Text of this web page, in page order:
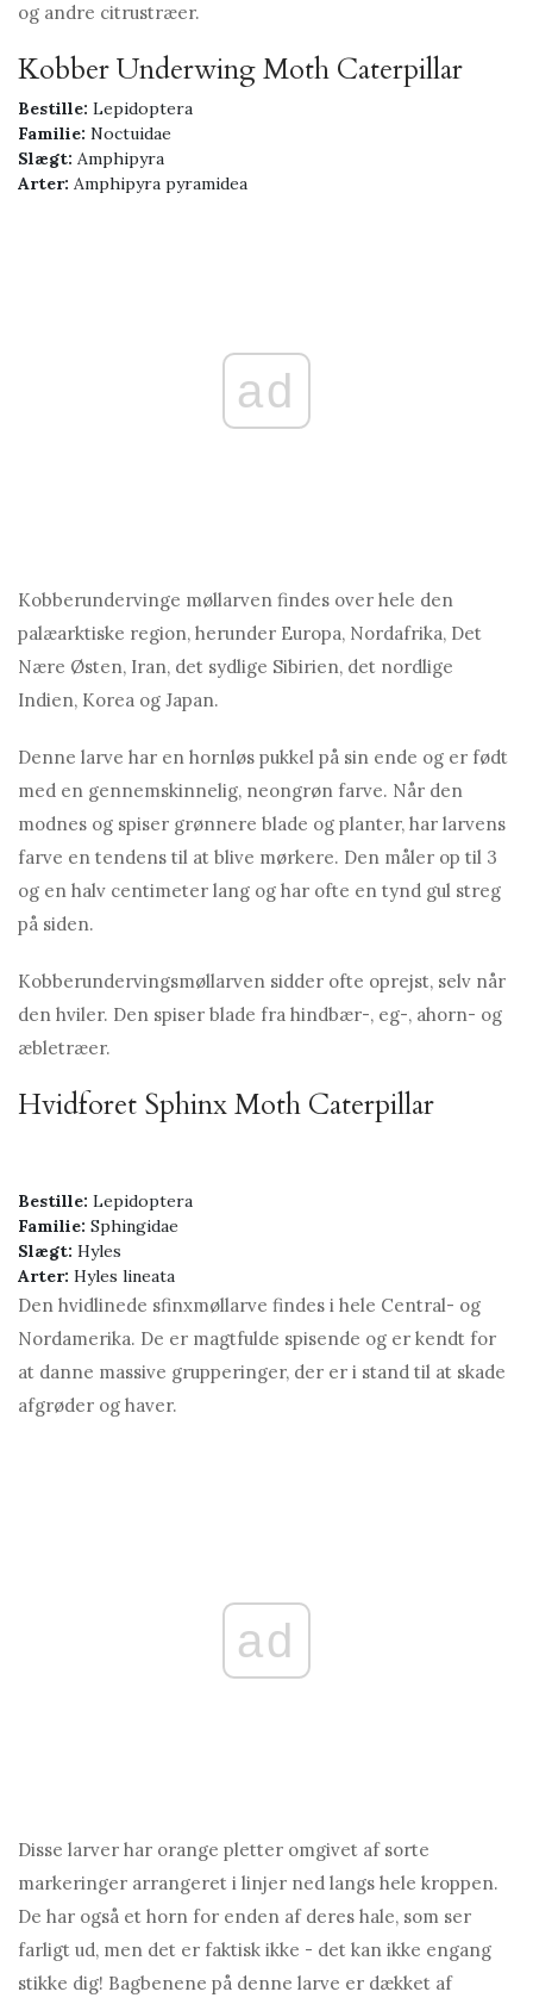
og andre citrustræer.
Kobber Underwing Moth Caterpillar
Bestille: Lepidoptera
Familie: Noctuidae
Slægt: Amphipyra
Arter: Amphipyra pyramidea
ad
Kobberundervinge møllarven findes over hele den
palæarktiske region, herunder Europa, Nordafrika, Det
Nære Østen, Iran, det sydlige Sibirien, det nordlige
Indien, Korea og Japan.
Denne larve har en hornløs pukkel på sin ende og er født
med en gennemskinnelig, neongrøn farve. Når den
modnes og spiser grønnere blade og planter, har larvens
farve en tendens til at blive mørkere. Den måler op til 3
og en halv centimeter lang og har ofte en tynd gul streg
på siden.
Kobberundervingsmøllarven sidder ofte oprejst, selv når
den hviler. Den spiser blade fra hindbær-, eg-, ahorn- og
æbletræer.
Hvidforet Sphinx Moth Caterpillar
Bestille: Lepidoptera
Familie: Sphingidae
Slægt: Hyles
Arter: Hyles lineata
Den hvidlinede sfinxmøllarve findes i hele Central- og
Nordamerika. De er magtfulde spisende og er kendt for
at danne massive grupperinger, der er i stand til at skade
afgrøder og haver.
ad
Disse larver har orange pletter omgivet af sorte
markeringer arrangeret i linjer ned langs hele kroppen.
De har også et horn for enden af ​​deres hale, som ser
farligt ud, men det er faktisk ikke - det kan ikke engang
stikke dig! Bagbenene på denne larve er dækket af